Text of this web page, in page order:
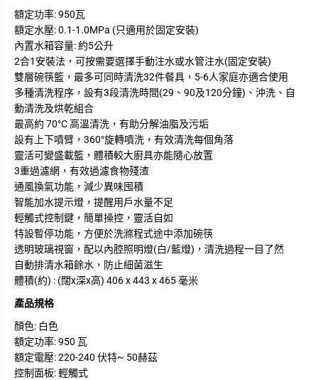
額定功率: 950瓦
額定水壓: 0.1-1.0MPa (只適用於固定安裝)
內置水箱容量: 約5公升
2合1安裝法，可按需要選擇手動注水或水管注水(固定安裝)
雙層碗筷籃，最多可同時清洗32件餐具，5-6人家庭亦適合使用
多種清洗程序，設有3段清洗時間(29、90及120分鐘)、沖洗、自
動清洗及烘乾組合
最高約 70°C 高溫清洗，有助分解油脂及污垢
設有上下噴臂，360°旋轉噴洗，有效清洗每個角落
靈活可變盛載籃，體積較大廚具亦能隨心放置
3重過濾網，有效過濾食物殘渣
通風換氣功能，減少異味囤積
智能加水提示燈，提醒用戶水量不足
輕觸式控制鍵，簡單操控，靈活自如
特設暫停功能，方便於洗滌程式途中添加碗筷
透明玻璃視窗，配以內腔照明燈(白/藍燈)，清洗過程一目了然
自動排清水箱餘水，防止細菌滋生
體積(約) : (闊x深x高) 406 x 443 x 465 毫米
產品規格
顏色: 白色
額定功率: 950 瓦
額定電壓: 220-240 伏特~ 50赫茲
控制面板: 輕觸式